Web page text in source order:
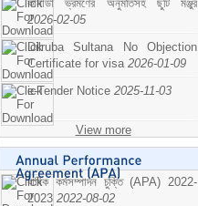
কানাডা ভ্রমণের অনুমতিসহ ছুটি মঞ্জুর
2026-02-05
Dilruba Sultana No Objection
Certificate for visa 2026-01-09
e-Tender Notice 2025-11-03
View more
বাষিক কর্মসম্পাদন চুক্তি (APA) 2022-
2023 2022-08-02